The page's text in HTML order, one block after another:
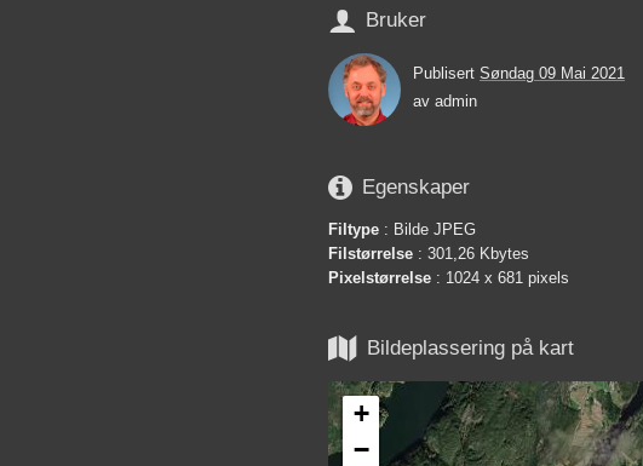
 Bruker
Publisert Søndag 09 Mai 2021
av admin
 Egenskaper
Filtype : Bilde JPEG
Filstørrelse : 301,26 Kbytes
Pixelstørrelse : 1024 x 681 pixels
 Bildeplassering på kart
+
−